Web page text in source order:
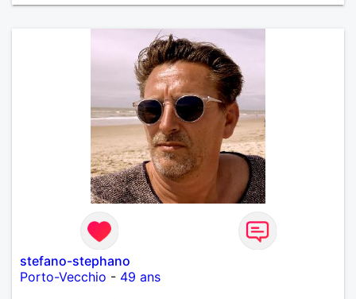
stefano-stephano
Porto-Vecchio - 49 ans